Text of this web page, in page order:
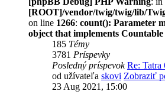
[ROOT]/vendor/twig/twig/lib/
on line 1266: count(): Parameter
object that implements Countable
185 Témy
3781 Príspevky
Posledný príspevok Re: Tatra
od užívateľa skovi Zobraziť
23 Aug 2021, 15:00